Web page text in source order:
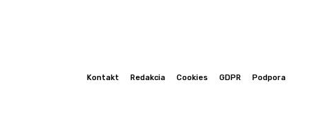
Kontakt Redakcia Cookies GDPR Podpora